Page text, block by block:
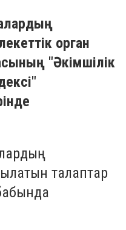
орган
"Әкімшілік
талаптар